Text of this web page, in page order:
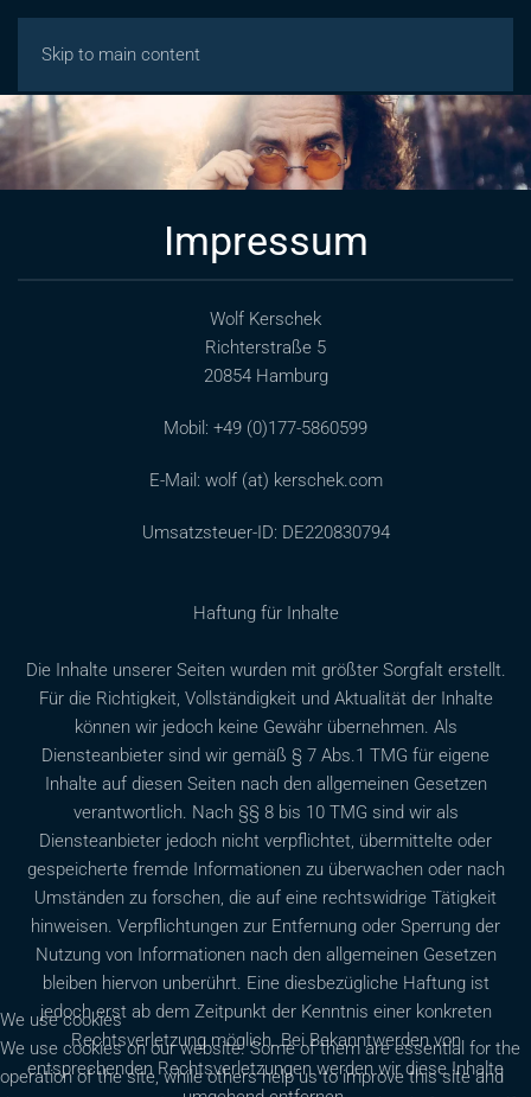
Skip to main content
Impressum
Wolf Kerschek
Richterstraße 5
20854 Hamburg
Mobil: +49 (0)177-5860599
E-Mail: wolf (at) kerschek.com
Umsatzsteuer-ID: DE220830794
Haftung für Inhalte
Die Inhalte unserer Seiten wurden mit größter Sorgfalt erstellt.
Für die Richtigkeit, Vollständigkeit und Aktualität der Inhalte
können wir jedoch keine Gewähr übernehmen. Als
Diensteanbieter sind wir gemäß § 7 Abs.1 TMG für eigene
Inhalte auf diesen Seiten nach den allgemeinen Gesetzen
verantwortlich. Nach §§ 8 bis 10 TMG sind wir als
Diensteanbieter jedoch nicht verpflichtet, übermittelte oder
gespeicherte fremde Informationen zu überwachen oder nach
Umständen zu forschen, die auf eine rechtswidrige Tätigkeit
hinweisen. Verpflichtungen zur Entfernung oder Sperrung der
Nutzung von Informationen nach den allgemeinen Gesetzen
bleiben hiervon unberührt. Eine diesbezügliche Haftung ist
jedoch erst ab dem Zeitpunkt der Kenntnis einer konkreten
Rechtsverletzung möglich. Bei Bekanntwerden von
entsprechenden Rechtsverletzungen werden wir diese Inhalte
We use cookies
We use cookies on our website. Some of them are essential for the
operation of the site, while others help us to improve this site and